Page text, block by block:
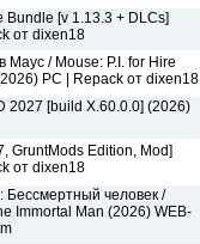
Bundle [v 1.13.3 + DLCs]
от dixen18
Маус / Mouse: P.I. for Hire
PC | Repack от dixen18
2027 [build X.60.0.0] (2026)
GruntMods Edition, Mod]
от dixen18
Бессмертный человек /
Immortal Man (2026) WEB-